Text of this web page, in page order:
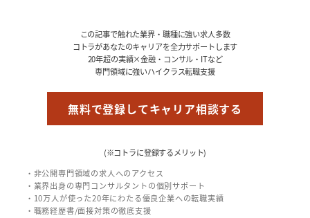
この記事で触れた業界・職種に強い求人多数
コトラがあなたのキャリアを全力サポートします
20年超の実績×金融・コンサル・ITなど
専門領域に強いハイクラス転職支援
無料で登録してキャリア相談する
(※コトラに登録するメリット)
・非公開専門領域の求人へのアクセス
・業界出身の専門コンサルタントの個別サポート
・10万人が使った20年にわたる優良企業への転職実績
・職務経歴書/面接対策の徹底支援